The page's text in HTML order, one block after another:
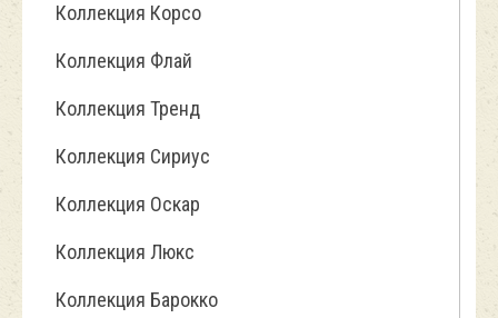
Коллекция Корсо
Коллекция Флай
Коллекция Тренд
Коллекция Сириус
Коллекция Оскар
Коллекция Люкс
Коллекция Барокко